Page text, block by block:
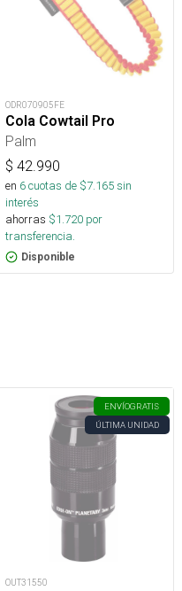
ODR070905FE
Cola Cowtail Pro
Palm
$ 42.990
en 6cuotas de $7.165sin
interés
ahorras $1.720 por
transferencia.
Disponible
ENVÍOGRATIS
ÚLTIMA UNIDAD
OUT31550